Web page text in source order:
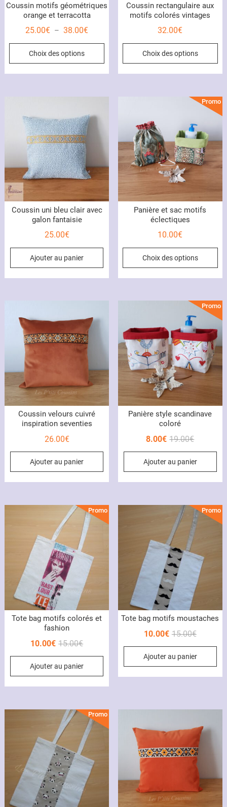
Coussin motifs géométriques
orange et terracotta
25.00€ – 38.00€Plage
de
25.00€
Choix des options
Ce
variations.
choisies
sur
la
Coussin rectangulaire aux
motifs colorés vintages
32.00€
Choix des options
Ce
Coussin uni bleu clair avec
galon fantaisie
25.00€
Ajouter au panier
Promo !
Panière et sac motifs
éclectiques
10.00€
Choix des options
Ce
Coussin velours cuivré
inspiration seventies
26.00€
Ajouter au panier
Promo !
Panière style scandinave
coloré
19.00€Le
prix
initial
était :
8.00€
Le
prix
actuel
est :
Ajouter au panier
Promo !
Tote bag motifs colorés et
fashion
15.00€Le
prix
initial
était :
10.00€
Le
prix
actuel
est :
Ajouter au panier
Promo !
Tote bag motifs moustaches
15.00€Le
prix
initial
était :
10.00€
Le
prix
actuel
est :
Ajouter au panier
Promo !